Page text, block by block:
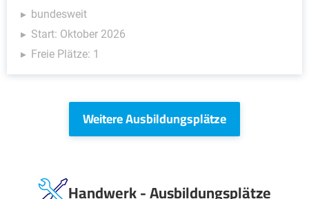
bundesweit
Start: Oktober 2026
Freie Plätze: 1
Weitere Ausbildungsplätze
Handwerk - Ausbildungsplätze